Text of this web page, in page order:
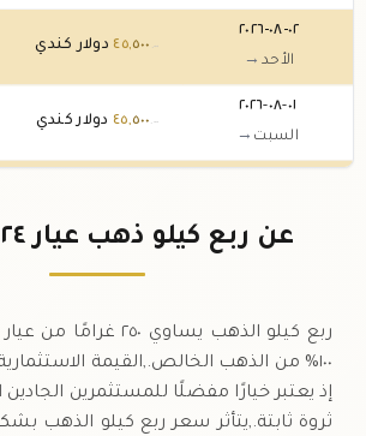
٠٢-٠٨-٢٠٢٦
الأحد →
٤٥,٥٠٠ .٠٠ دولار كندي
٠١-٠٨-٢٠٢٦
السبت →
٤٥,٥٠٠ .٠٠ دولار كندي
٤٦,٥٠٠ دولار كندي
عن ربع كيلو ذهب عيار ٢٤ في كندا
١٠٠% من الذهب الخالص.,القيمة
إذ يعتبر خيارًا مفضلًا للمستثمرين الجادين
ثروة ثابتة.,يتأثر سعر ربع كيلو الذهب